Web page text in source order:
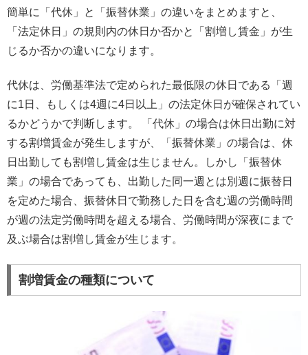
簡単に「代休」と「振替休業」の違いをまとめますと、
「法定休日」の規則内の休日か否かと「割増し賃金」が生
じるか否かの違いになります。
代休は、労働基準法で定められた最低限の休日である「週
に1日、もしくは4週に4日以上」の法定休日が確保されてい
るかどうかで判断します。 「代休」の場合は休日出勤に対
する割増賃金が発生しますが、「振替休業」の場合は、休
日出勤しても割増し賃金は生じません。しかし「振替休
業」の場合であっても、出勤した同一週とは別週に振替日
を定めた場合、振替休日で勤務した日を含む週の労働時間
が週の法定労働時間を超える場合、労働時間が深夜にまで
及ぶ場合は割増し賃金が生じます。
割増賃金の種類について